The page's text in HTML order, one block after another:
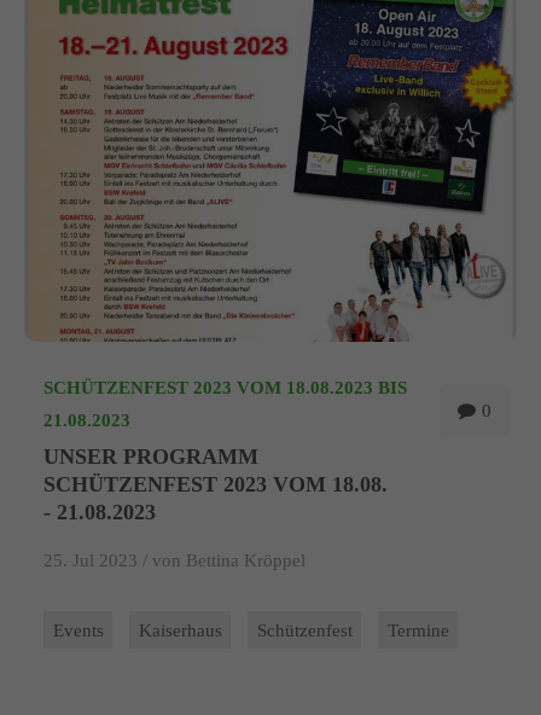
0
SCHÜTZENFEST 2023 VOM 18.08.2023 BIS
21.08.2023
UNSER PROGRAMM
SCHÜTZENFEST 2023 VOM 18.08.
- 21.08.2023
25. Jul 2023 / von Bettina Kröppel
Events Kaiserhaus Schützenfest Termine